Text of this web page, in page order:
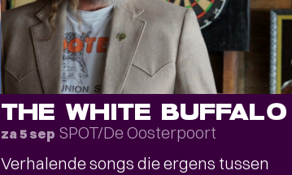
THE WHITE BUFFALO
za 5 sep SPOT/De Oosterpoort
Verhalende songs die ergens tussen